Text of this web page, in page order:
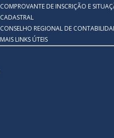
COMPROVANTE DE INSCRIÇÃO E
CADASTRAL
CONSELHO REGIONAL DE
MAIS LINKS ÚTEIS